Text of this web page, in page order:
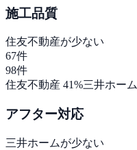
施工品質
住友不動産が少ない
67件
98件
住友不動産 41%三井ホーム
アフター対応
三井ホームが少ない